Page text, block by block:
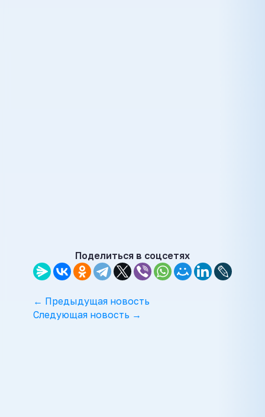
Поделиться в соцсетях
← Предыдущая новость
Следующая новость →